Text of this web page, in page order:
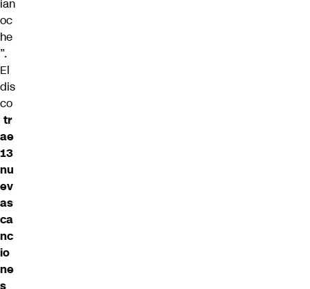
ian
oc
he
”.
El
dis
co
tr
ae
13
nu
ev
as
ca
nc
io
ne